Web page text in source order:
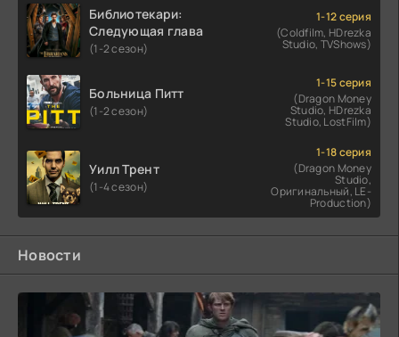
Библиотекари:
Следующая глава
(1-2 сезон)
1-12 серия
(Coldfilm, HDrezka
Studio, TVShows)
Больница Питт
(1-2 сезон)
1-15 серия
(Dragon Money
Studio, HDrezka
Studio, LostFilm)
Уилл Трент
(1-4 сезон)
1-18 серия
(Dragon Money
Studio,
Оригинальный, LE-
Production)
Новости